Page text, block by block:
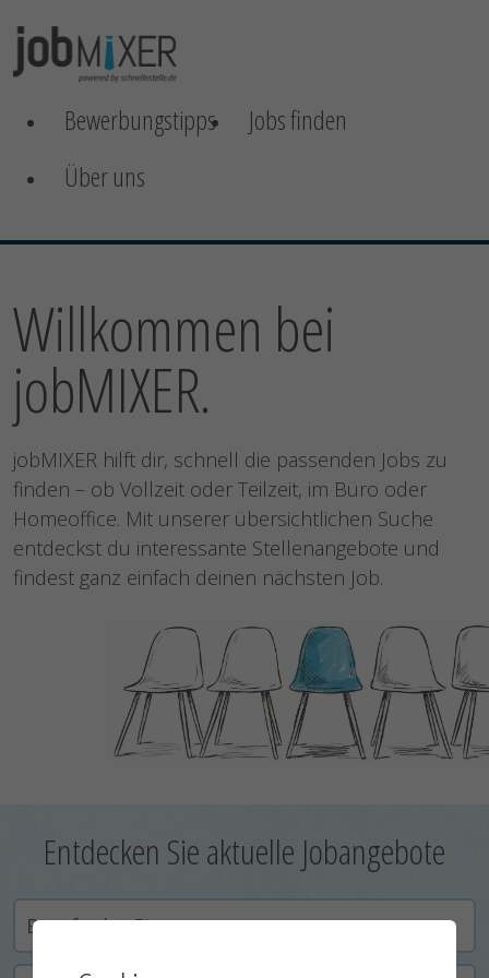
Bewerbungstipps
Jobs finden
Über uns
Willkommen bei
jobMIXER.
jobMIXER hilft dir, schnell die passenden Jobs zu
finden – ob Vollzeit oder Teilzeit, im Büro oder
Homeoffice. Mit unserer übersichtlichen Suche
entdeckst du interessante Stellenangebote und
findest ganz einfach deinen nächsten Job.
Entdecken Sie aktuelle Jobangebote